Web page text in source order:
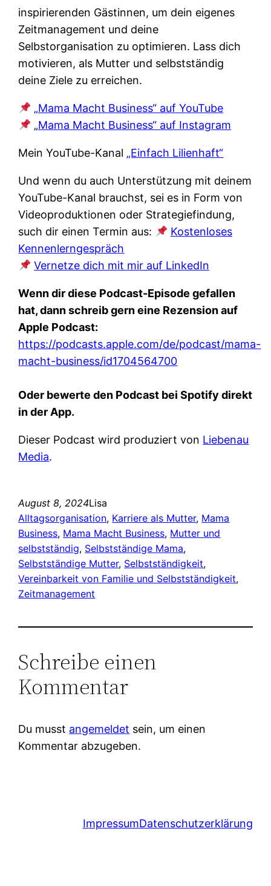
inspirierenden Gästinnen, um dein eigenes
Zeitmanagement und deine
Selbstorganisation zu optimieren. Lass dich
motivieren, als Mutter und selbstständig
deine Ziele zu erreichen.
„Mama Macht Business“ auf YouTube
„Mama Macht Business“ auf Instagram
Mein YouTube-Kanal „Einfach Lilienhaft“
Und wenn du auch Unterstützung mit deinem
YouTube-Kanal brauchst, sei es in Form von
Videoproduktionen oder Strategiefindung,
such dir einen Termin aus:
Kostenloses
Kennenlerngespräch
Vernetze dich mit mir auf LinkedIn
Wenn dir diese Podcast-Episode gefallen
hat, dann schreib gern eine Rezension auf
Apple Podcast:
https://podcasts.apple.com/de/podcast/mama-
macht-business/id1704564700
Oder bewerte den Podcast bei Spotify direkt
in der App.
Dieser Podcast wird produziert von Liebenau
Media.
August 8, 2024Lisa
Alltagsorganisation, Karriere als Mutter, Mama
Business, Mama Macht Business, Mutter und
selbstständig, Selbstständige Mama
Selbstständige Mutter, Selbstständigkeit
Vereinbarkeit von Familie und Selbstständigkeit
Zeitmanagement
Schreibe einen
Kommentar
Du musst angemeldet sein, um einen
Kommentar abzugeben.
ImpressumDatenschutzerklärung